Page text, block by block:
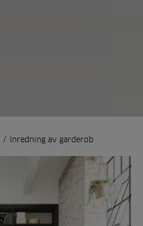
/ Inredning av garderob